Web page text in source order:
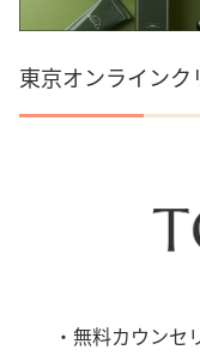
東京オンライン
・無料カウンセ